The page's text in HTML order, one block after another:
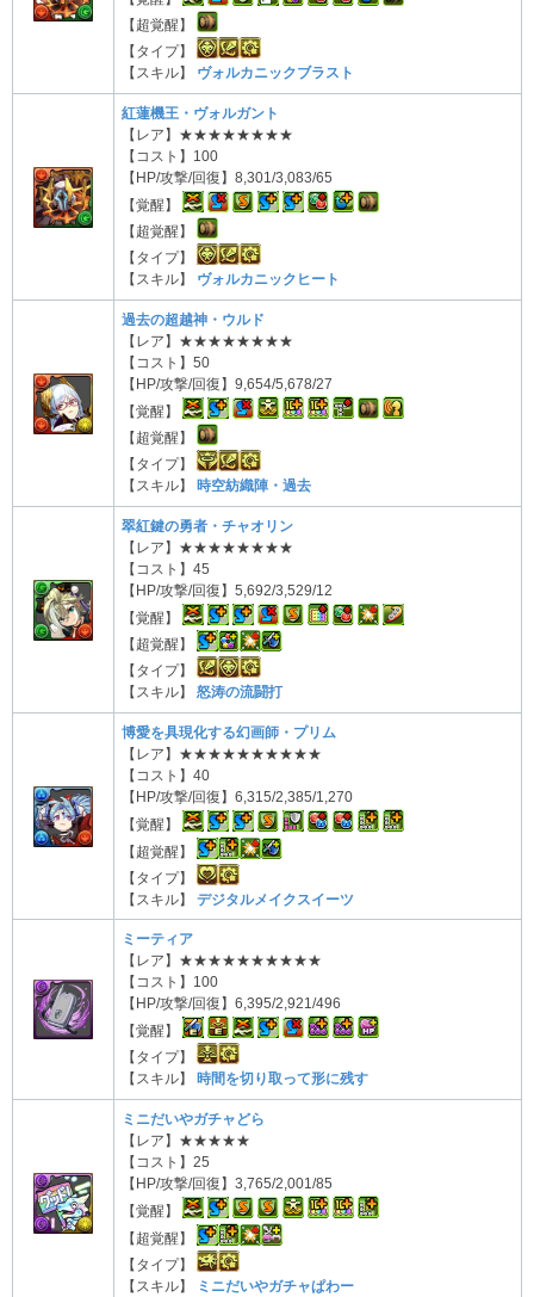
【超覚醒】
【タイプ】
【スキル】 ヴォルカニックブラスト
紅蓮機王・ヴォルガント
【レア】★★★★★★★★
【コスト】100
【HP/攻撃/回復】8,301/3,083/65
【覚醒】
【超覚醒】
【タイプ】
【スキル】 ヴォルカニックヒート
過去の超越神・ウルド
【レア】★★★★★★★★
【コスト】50
【HP/攻撃/回復】9,654/5,678/27
【覚醒】
【超覚醒】
【タイプ】
【スキル】
時空紡織陣・過去
翠紅鍵の勇者・チャオリン
【レア】★★★★★★★★
【コスト】45
【HP/攻撃/回復】5,692/3,529/12
【覚醒】
【超覚醒】
【タイプ】
【スキル】 怒涛の流闘打
博愛を具現化する幻画師・プリム
【レア】★★★★★★★★★★
【コスト】40
【HP/攻撃/回復】6,315/2,385/1,270
【覚醒】
【超覚醒】
【タイプ】
【スキル】 デジタルメイクスイーツ
ミーティア
【レア】★★★★★★★★★★
【コスト】100
【HP/攻撃/回復】6,395/2,921/496
【覚醒】
【タイプ】
【スキル】
時間を切り取って形に残す
ミニだいやガチャどら
【レア】★★★★★
【コスト】25
【HP/攻撃/回復】3,765/2,001/85
【覚醒】
【超覚醒】
【タイプ】
【スキル】
ミニだいやガチャぱわー